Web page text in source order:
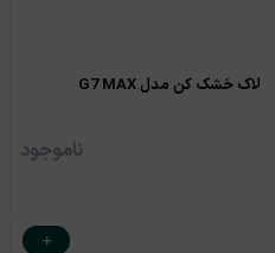
لاک خشک کن مدل G7 MAX
ناموجود